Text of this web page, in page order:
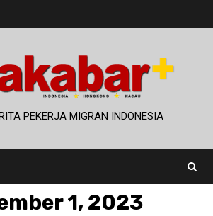
PEKERJA MIGRAN INDONESIA
1, 2023